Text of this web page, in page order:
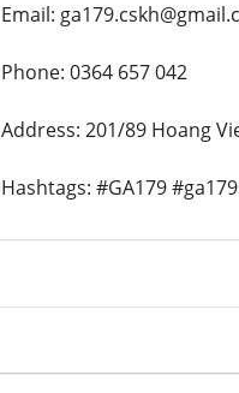
Email:
Phone: 0364 657 042
Address: 201/89 Hoang
Hashtags: #GA179